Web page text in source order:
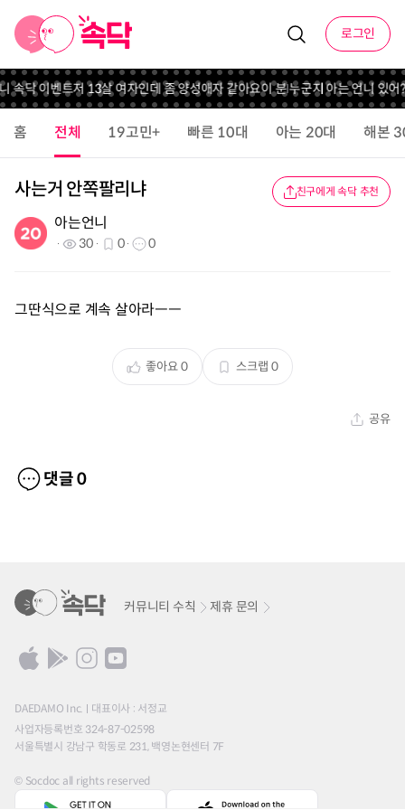
로그인
속닥 이벤트저 13살 여자인데 좀 양성애자 같아요이 분 누군지 아는 언니 있어
홈 전체 19고민+ 빠른 10대 아는 20대 해본
사는거 안쪽팔리냐 친구에게 속닥 추천
아는언니
30 0 0
그딴식으로 계속 살아라ㅡㅡ
좋아요0 스크랩 0
공유
댓글0
커뮤니티 수칙 제휴 문의
DAEDAMO Inc.
대표이사 : 서정교
사업자등록번호 324-87-02598
서울특별시 강남구 학동로 231, 백영논현센터 7F
© Socdoc all rights reserved